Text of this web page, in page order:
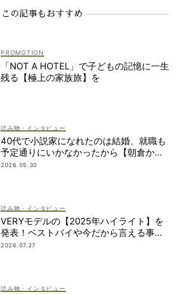
この記事もおすすめ
「NOT A HOTEL」で子どもの記憶に一生
残る【極上の家族旅】を
読み物・インタビュー
40代で小説家になれたのは結婚、就職も
予定通りにいかなかったから【朝倉かす
みさん】
2026.05.30
読み物・インタビュー
VERYモデルの【2025年ハイライト】を
発表！ベストバイや今だから言える事件
簿も大公開
2026.07.27
読み物・インタビュー